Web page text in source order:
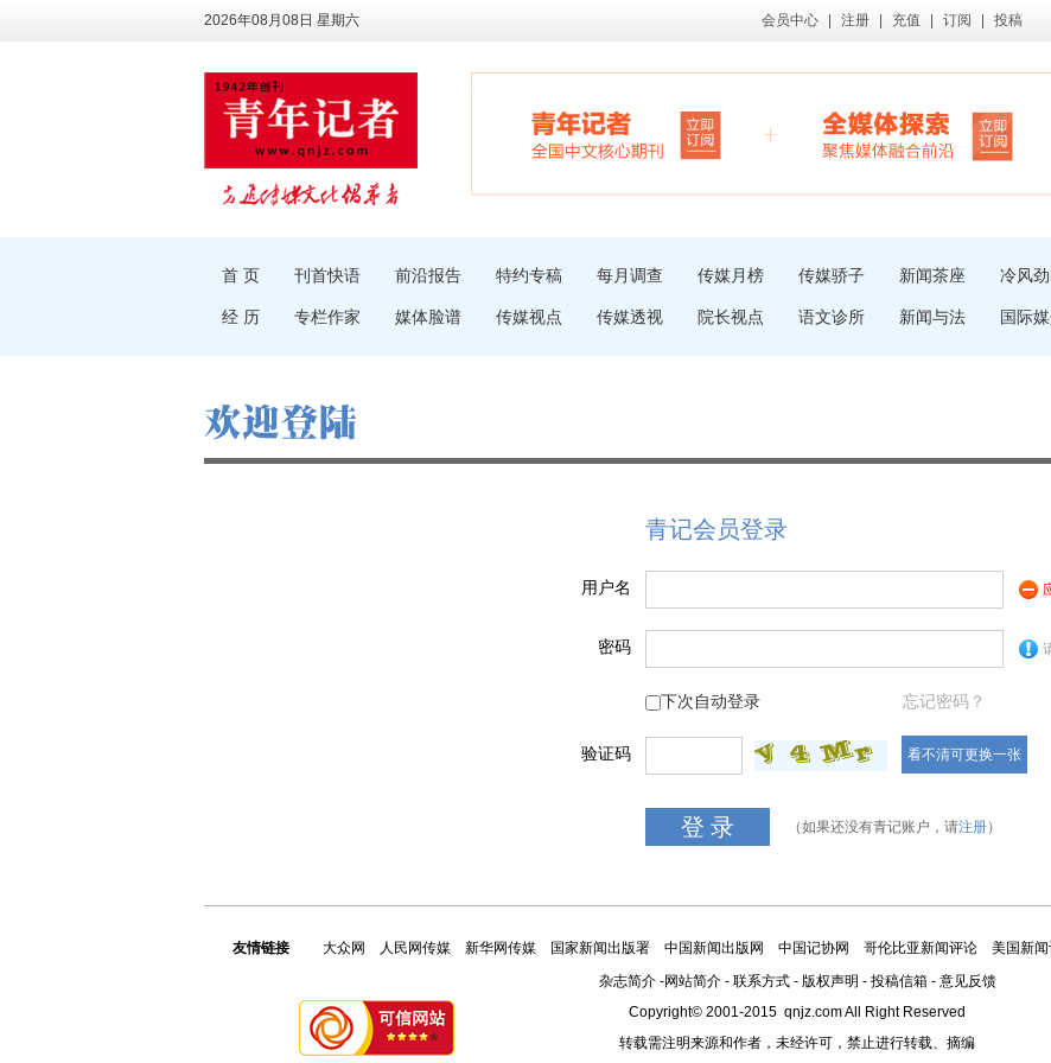
2026年08月08日 星期六 会员中心 注册 充值 订阅 投稿
首 页 刊首快语 前沿报告 特约专稿 每月调查 传媒月榜 传媒骄子 新闻茶座 冷风
经 历 专栏作家 媒体脸谱 传媒视点 传媒透视 院长视点 语文诊所 新闻与法 国际
青记会员登录
用户名
密码
下次自动登录 忘记密码？
验证码 看不清可更换一张
（如果还没有青记账户，请注册）
友情链接 大众网 人民网传媒 新华网传媒 国家新闻出版署 中国新闻出版网 中国记协网 哥伦比亚新闻评论
美国新
杂志简介-网站简介- 联系方式- 版权声明 - 投稿信箱- 意见反馈
Copyright© 2001-2015 qnjz.com All Right Reserved
转载需注明来源和作者，未经许可，禁止进行转载、摘编